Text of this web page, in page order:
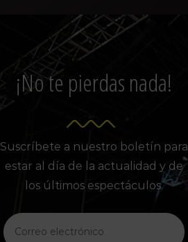
¡No te pierdas nada!
Suscríbete a nuestro boletín para
estar al día de la actualidad y de
los últimos espectáculos.